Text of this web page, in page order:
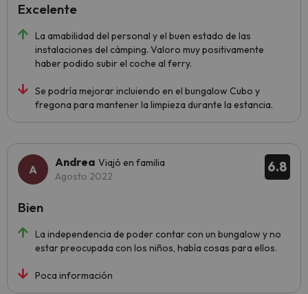
La amabilidad del personal y el buen estado de las
instalaciones del càmping. Valoro muy positivamente
haber podido subir el coche al ferry.
Se podría mejorar incluiendo en el bungalow Cubo y
fregona para mantener la limpieza durante la estancia.
Excelente
6.8
Andrea Viajó en familia
Agosto 2022
La independencia de poder contar con un bungalow y no
estar preocupada con los niños, había cosas para ellos.
Poca información
Bien